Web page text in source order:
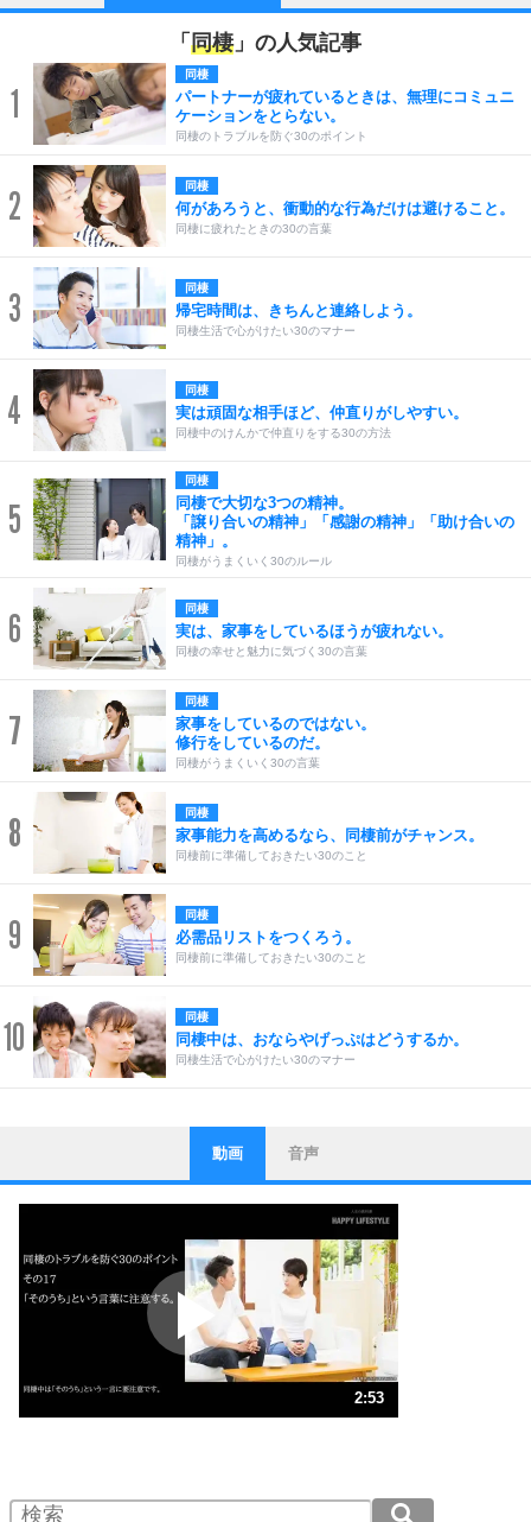
「 同棲」の人気記事
1
同棲
パートナーが疲れているときは、無理にコミュニ
ケーションをとらない。
同棲のトラブルを防ぐ30のポイント
2 同棲
何があろうと、衝動的な行為だけは避けること。
同棲に疲れたときの30の言葉
3 同棲
帰宅時間は、きちんと連絡しよう。
同棲生活で心がけたい30のマナー
4 同棲
実は頑固な相手ほど、仲直りがしやすい。
同棲中のけんかで仲直りをする30の方法
5
同棲
同棲で大切な3つの精神。
「譲り合いの精神」「感謝の精神」「助け合いの
精神」。
同棲がうまくいく30のルール
6 同棲
実は、家事をしているほうが疲れない。
同棲の幸せと魅力に気づく30の言葉
7
同棲
家事をしているのではない。
修行をしているのだ。
同棲がうまくいく30の言葉
8 同棲
家事能力を高めるなら、同棲前がチャンス。
同棲前に準備しておきたい30のこと
9 同棲
必需品リストをつくろう。
同棲前に準備しておきたい30のこと
10 同棲
同棲中は、おならやげっぷはどうするか。
同棲生活で心がけたい30のマナー
1
ストレス対策
他人と比べない。
いっそのこと、他人を見ない。
いらいらしない人になる30の方法
プラス思考
ポジティブになれない原因は、行動しないから。
ポジティブ思考になる30の方法
ストレス対策
人生、なんとかなるもの。
気楽に生きる30の方法
4 器の大きい人は、怒りを優しさで表現する。
動画 音声
2:53
2.0倍速 （339KB 1分26秒）